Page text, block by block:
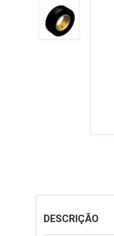
DESCRIÇÃO